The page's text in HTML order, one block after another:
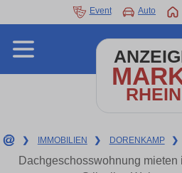
Event Auto
❯ IMMOBILIEN ❯ DORENKAMP ❯
Dachgeschosswohnung